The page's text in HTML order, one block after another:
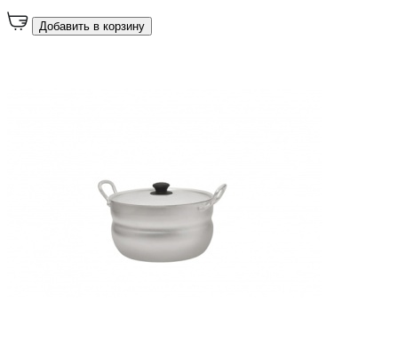
Добавить в корзину